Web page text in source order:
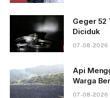
Geger 52
Diciduk
07-08-2026
Api
Warga
07-08-2026